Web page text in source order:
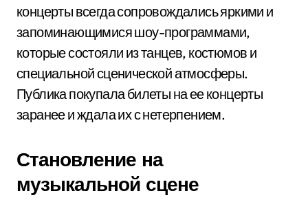
концерты всегда сопровождались яркими и
запоминающимися шоу-программами,
которые состояли из танцев, костюмов и
специальной сценической атмосферы.
Публика покупала билеты на ее концерты
заранее и ждала их с нетерпением.
Становление на
музыкальной сцене